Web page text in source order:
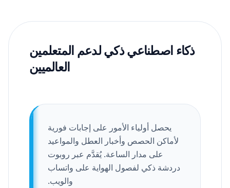
ذكاء اصطناعي ذكي لدعم المتعلمين
العالميين
يحصل أولياء الأمور على إجابات فورية
لأماكن الحصص وأخبار العطل والمواعيد
على مدار الساعة. يُقدَّم عبر روبوت
دردشة ذكي لفصول الهواية على واتساب
والويب.